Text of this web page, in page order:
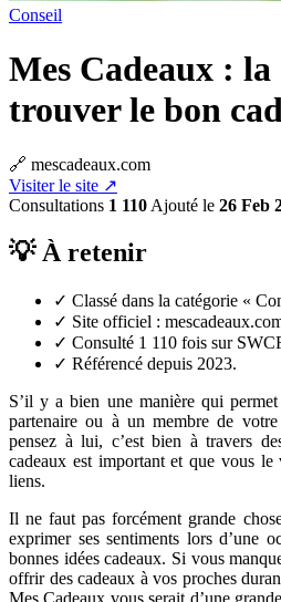
Conseil
Mes Cadeaux :
trouver le bon
🔗 mescadeaux.com
Visiter le site ↗
Consultations 1 110 Ajouté le 26 Feb
💡 À retenir
✓ Classé dans la catégorie «
✓ Site officiel :
✓ Consulté 1 110 fois sur
✓ Référencé depuis 2023.
S’il y a bien une manière qui
partenaire ou à un membre de
pensez à lui, c’est bien à travers
cadeaux est important et que vous
liens.
Il ne faut pas forcément grande
exprimer ses sentiments lors d’une
bonnes idées cadeaux. Si vous
offrir des cadeaux à vos proches
Mes Cadeaux vous serait d’une